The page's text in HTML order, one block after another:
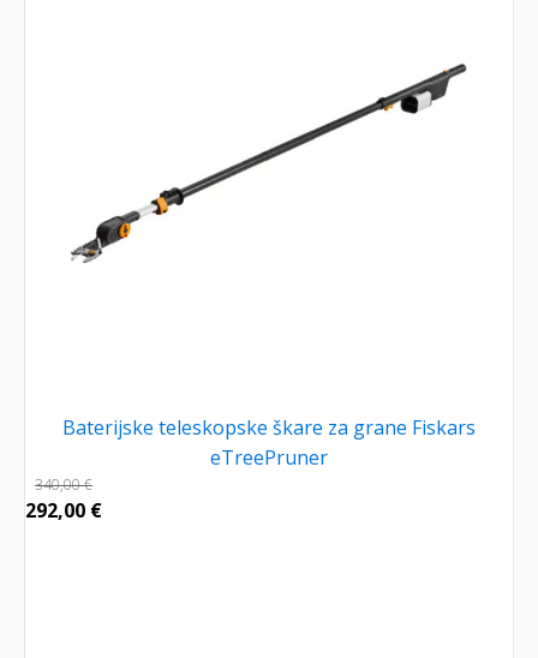
Baterijske teleskopske škare za grane Fiskars
eTreePruner
340,00€
292,00 €